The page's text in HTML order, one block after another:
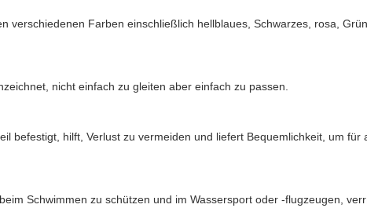
verschiedenen Farben einschließlich hellblaues, Schwarzes, rosa,
nicht einfach zu gleiten aber einfach zu passen.
befestigt, hilft, Verlust zu vermeiden und liefert Bequemlichkeit, um
Schwimmen zu schützen und im Wassersport oder -flugzeugen,